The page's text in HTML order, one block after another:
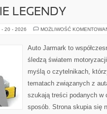
LEGENDY
- 20 - 2026 MOŻLIWOŚĆ
Auto Jarmark to
śledzą światem
myślą o czytelnikach,
tematach związanych z
szukają treści podanych w
sposób. Strona skupia się